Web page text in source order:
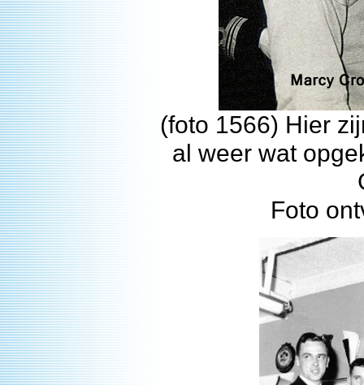
(foto 1566) Hier
al weer wat
Foto